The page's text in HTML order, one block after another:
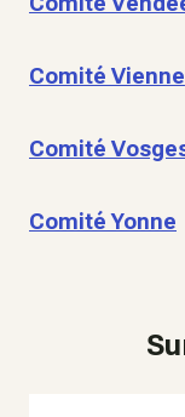
Comité Vienne
Comité
Comité Yonne